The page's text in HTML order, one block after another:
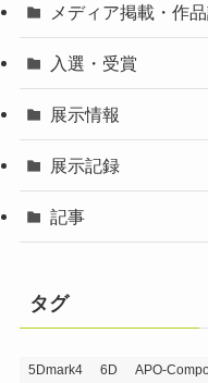
メディア掲載・作
入選・受賞
展示情報
展示記録
記事
タグ
5Dmark4 6D APO-